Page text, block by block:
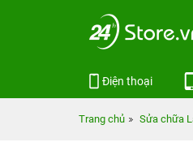
Điện thoại
Trang chủ Sửa chữa